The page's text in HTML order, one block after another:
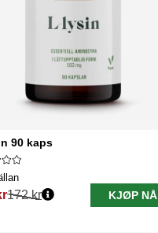
90 kaps
pris:
172 kr KJØP NÅ